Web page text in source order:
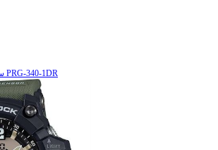
ساعة معصم کاسیو الطراز PRG-340-1DR